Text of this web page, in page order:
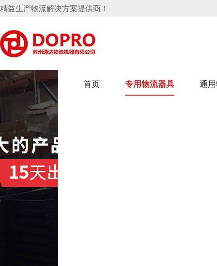
精益生产物流解决方案提供商！
首页 专用物流器具
葫芦娃下载最污架
盘 保险杠料架
冲压件料架
仪表盘料架
架
消声器料架
通
车
桶水箱支架
行业
行业